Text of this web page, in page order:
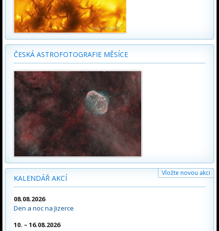
ČESKÁ ASTROFOTOGRAFIE MĚSÍCE
KALENDÁŘ AKCÍ
Vložte novou akci
08.08.2026
Den a noc na Jizerce
10. – 16.08.2026